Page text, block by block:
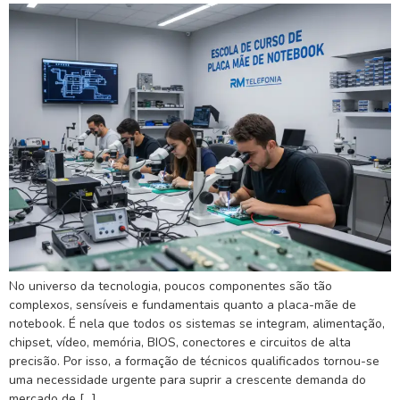
No universo da tecnologia, poucos componentes são tão
complexos, sensíveis e fundamentais quanto a placa-mãe de
notebook. É nela que todos os sistemas se integram, alimentação,
chipset, vídeo, memória, BIOS, conectores e circuitos de alta
precisão. Por isso, a formação de técnicos qualificados tornou-se
uma necessidade urgente para suprir a crescente demanda do